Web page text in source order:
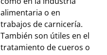
alimentaria o en
trabajos de carnicería.
También son útiles en el
tratamiento de cueros o